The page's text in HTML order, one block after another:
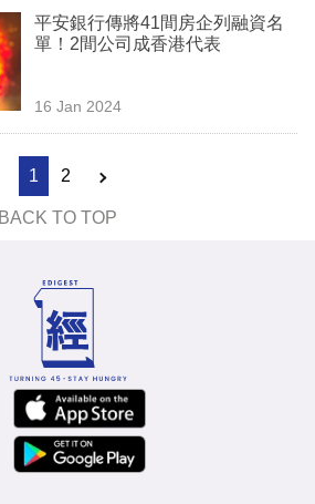
平安銀行傳將41間房企列融資名
單！2間公司成香港代表
16 Jan 2024
1 2
BACK TO TOP